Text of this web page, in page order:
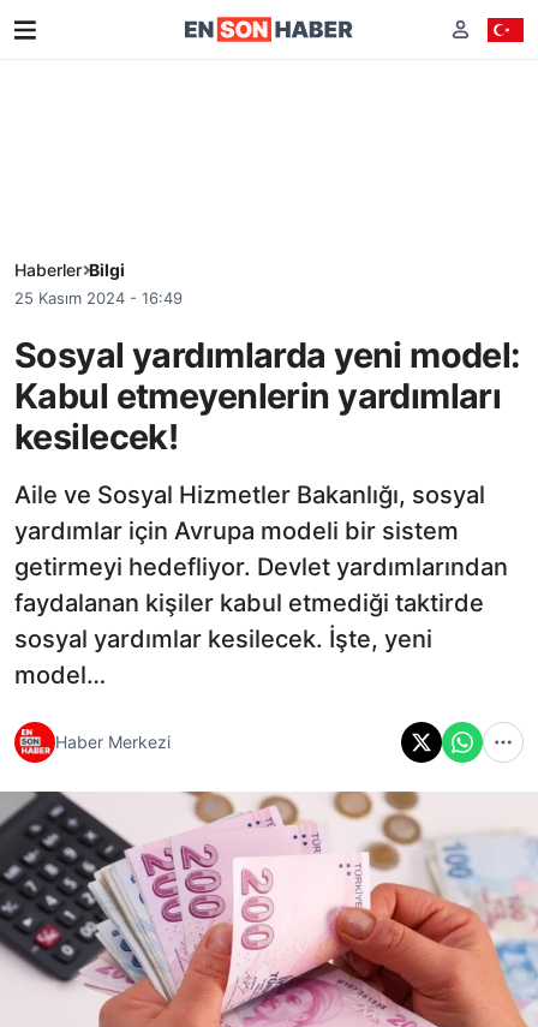
Haberler Bilgi
25 Kasım 2024 - 16:49
Sosyal yardımlarda yeni model:
Kabul etmeyenlerin yardımları
kesilecek!
Aile ve Sosyal Hizmetler Bakanlığı, sosyal
yardımlar için Avrupa modeli bir sistem
getirmeyi hedefliyor. Devlet yardımlarından
faydalanan kişiler kabul etmediği taktirde
sosyal yardımlar kesilecek. İşte, yeni
model…
Haber Merkezi